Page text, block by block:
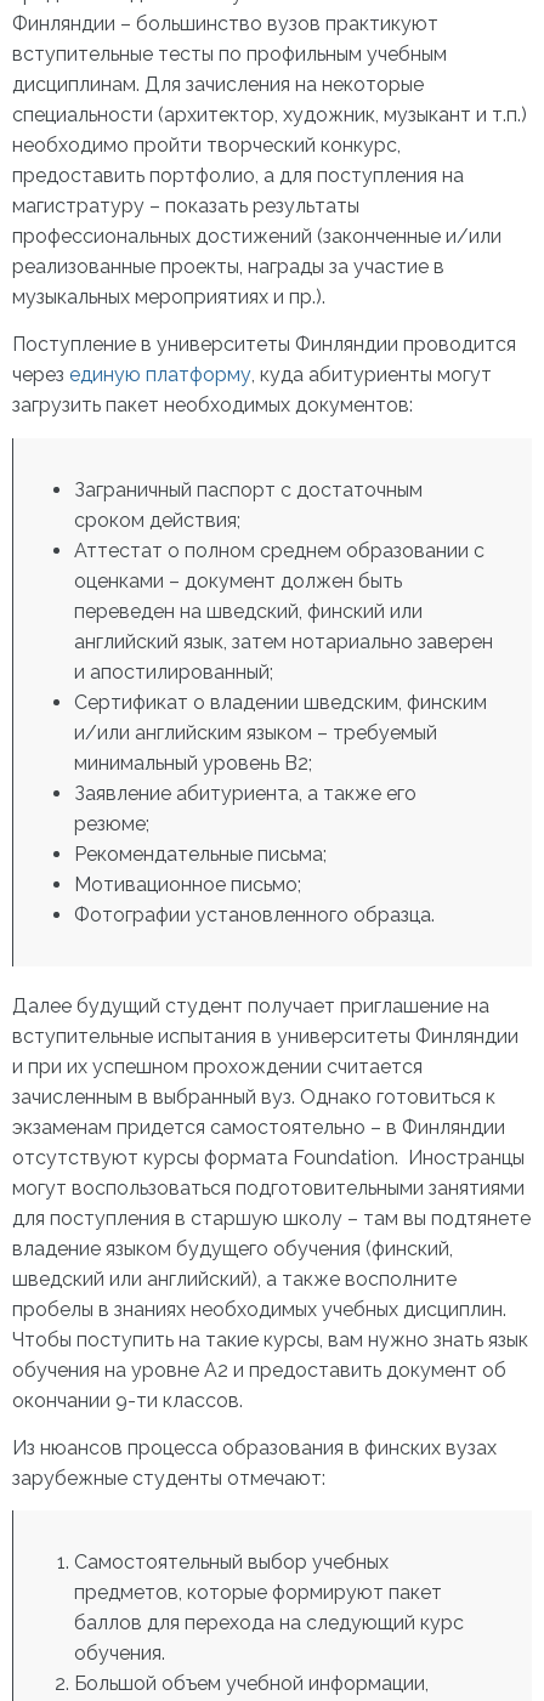
Финляндии – большинство вузов практикуют
вступительные тесты по профильным учебным
дисциплинам. Для зачисления на некоторые
специальности (архитектор, художник, музыкант и т.п.)
необходимо пройти творческий конкурс,
предоставить портфолио, а для поступления на
магистратуру – показать результаты
профессиональных достижений (законченные и/или
реализованные проекты, награды за участие в
музыкальных мероприятиях и пр.).
Поступление в университеты Финляндии проводится
через единую платформу, куда абитуриенты могут
загрузить пакет необходимых документов:
Заграничный паспорт с достаточным
сроком действия;
Аттестат о полном среднем образовании с
оценками – документ должен быть
переведен на шведский, финский или
английский язык, затем нотариально заверен
и апостилированный;
Сертификат о владении шведским, финским
и/или английским языком – требуемый
минимальный уровень В2;
Заявление абитуриента, а также его
резюме;
Рекомендательные письма;
Мотивационное письмо;
Фотографии установленного образца.
Далее будущий студент получает приглашение на
вступительные испытания в университеты Финляндии
и при их успешном прохождении считается
зачисленным в выбранный вуз. Однако готовиться к
экзаменам придется самостоятельно – в Финляндии
отсутствуют курсы формата Foundation. Иностранцы
могут воспользоваться подготовительными занятиями
для поступления в старшую школу – там вы подтянете
владение языком будущего обучения (финский,
шведский или английский), а также восполните
пробелы в знаниях необходимых учебных дисциплин.
Чтобы поступить на такие курсы, вам нужно знать язык
обучения на уровне А2 и предоставить документ об
окончании 9-ти классов.
Из нюансов процесса образования в финских вузах
зарубежные студенты отмечают:
Самостоятельный выбор учебных
предметов, которые формируют пакет
баллов для перехода на следующий курс
обучения.
Большой объем учебной информации,